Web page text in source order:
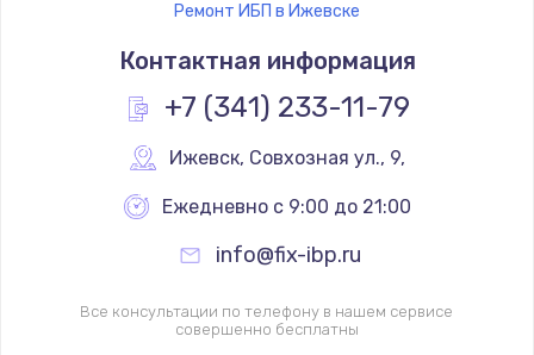
Ремонт ИБП в Ижевске
Контактная информация
+7 (341) 233-11-79
Ижевск, Совхозная ул., 9,
Ежедневно с 9:00 до 21:00
info@fix-ibp.ru
Все консультации по телефону в нашем сервисе
совершенно бесплатны